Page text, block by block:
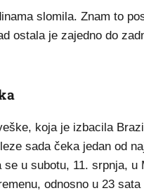
slomila. Znam to
ostala je zajedno do
koja je izbacila
sada čeka jedan od
u subotu, 11. srpnja,
odnosno u 23